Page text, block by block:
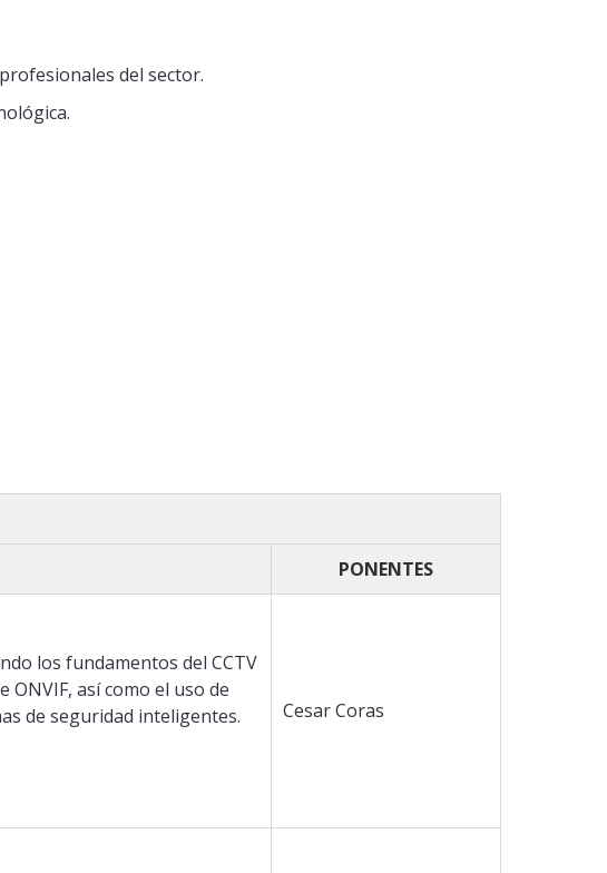
del sector.
PONENTES
los fundamentos del CCTV
ONVIF, así como el uso de
de seguridad inteligentes.
Cesar Coras